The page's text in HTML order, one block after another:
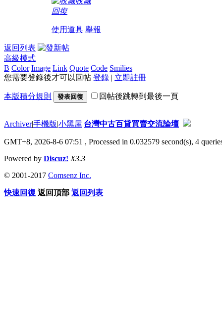
回復
使用道具 舉報
返回列表
高級模式
B Color Image Link Quote Code Smilies
您需要登錄後才可以回帖 登錄 | 立即註冊
本版積分規則 發表回復 回帖後跳轉到最後一頁
Archiver|手機版|小黑屋|台灣中古百貸買賣交流論壇
GMT+8, 2026-8-6 07:51 , Processed in 0.032579 second(s), 4
Powered by Discuz! X3.3
© 2001-2017 Comsenz Inc.
快速回復 返回頂部 返回列表